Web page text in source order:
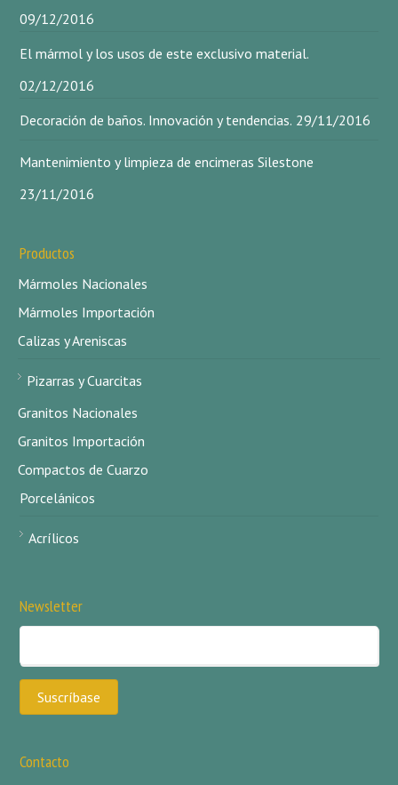
09/12/2016
El mármol y los usos de este exclusivo material.
02/12/2016
Decoración de baños. Innovación y tendencias. 29/11/2016
Mantenimiento y limpieza de encimeras Silestone
23/11/2016
Productos
Mármoles Nacionales
Mármoles Importación
Calizas y Areniscas
Pizarras y Cuarcitas
Granitos Nacionales
Granitos Importación
Compactos de Cuarzo
Porcelánicos
Acrílicos
Newsletter
Contacto